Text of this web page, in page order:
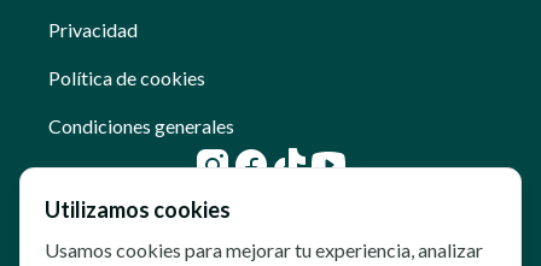
Privacidad
Política de cookies
Condiciones generales
Utilizamos cookies
Usamos cookies para mejorar tu experiencia, analizar